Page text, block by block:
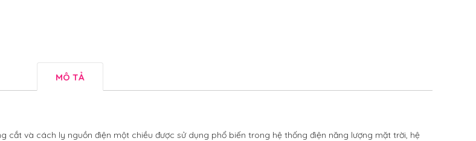
MÔ TẢ
cắt và cách ly nguồn điện một chiều được sử dụng phổ biến trong hệ thống điện năng lượng mặt trời, hệ